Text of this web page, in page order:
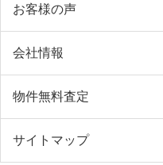
お客様の声
会社情報
物件無料査定
サイトマップ